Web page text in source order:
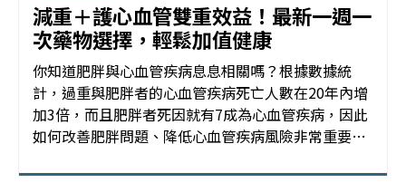
減重＋護心血管雙重效益！最新一週一
次藥物選擇，輕鬆加值健康
你知道肥胖與心血管疾病息息相關嗎？根據數據統
計，過重與肥胖者的心血管疾病死亡人數在20年內增
加3倍，而且肥胖者死因就有7成為心血管疾病，因此
如何改善肥胖問題、降低心血管疾病風險非常重要！
療肥胖的新型方式，在醫師處方下可有效幫助民眾更